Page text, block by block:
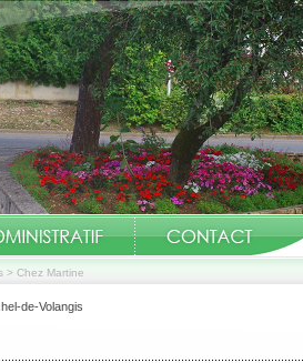
> Chez Martine
de-Volangis